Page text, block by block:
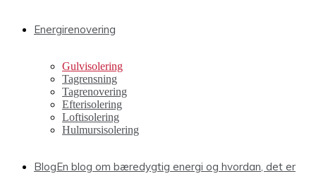
Energirenovering
Gulvisolering
Tagrensning
Tagrenovering
Efterisolering
Loftisolering
Hulmursisolering
BlogEn blog om bæredygtig energi og hvordan, det er